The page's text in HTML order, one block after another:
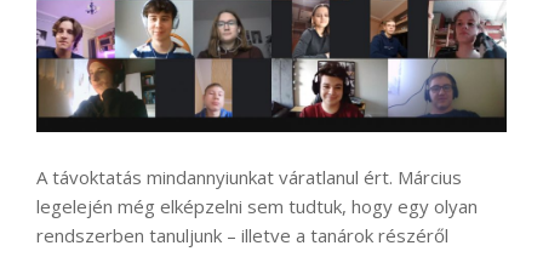
A távoktatás mindannyiunkat váratlanul ért. Március
legelején még elképzelni sem tudtuk, hogy egy olyan
rendszerben tanuljunk – illetve a tanárok részéről